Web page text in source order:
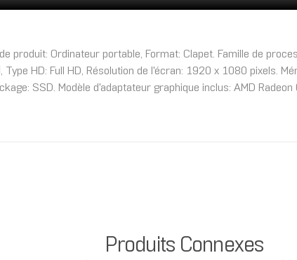
produit: Ordinateur portable, Format: Clapet. Famille de
HD: Full HD, Résolution de l'écran: 1920 x 1080 pixels.
SSD. Modèle d'adaptateur graphique inclus: AMD
Produits Connexes